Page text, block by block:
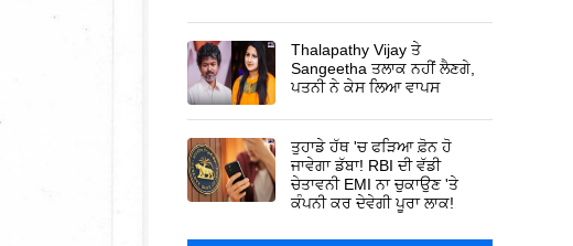
Thalapathy Vijay ਤੇ
Sangeetha ਤਲਾਕ ਨਹੀਂ ਲੈਣਗੇ,
ਪਤਨੀ ਨੇ ਕੇਸ ਲਿਆ ਵਾਪਸ
ਤੁਹਾਡੇ ਹੱਥ 'ਚ ਫੜਿਆ ਫ਼ੋਨ ਹੋ
ਜਾਵੇਗਾ ਡੱਬਾ! RBI ਦੀ ਵੱਡੀ
ਚੇਤਾਵਨੀ EMI ਨਾ ਚੁਕਾਉਣ 'ਤੇ
ਕੰਪਨੀ ਕਰ ਦੇਵੇਗੀ ਪੂਰਾ ਲਾਕ!